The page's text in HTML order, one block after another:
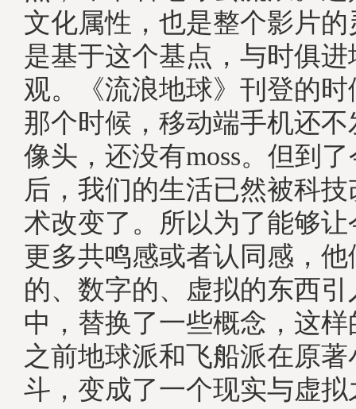
文化属性，也是整个影片
是基于这个基点，与时俱
观。《流浪地球》刊登的时
那个时候，移动端手机还
像头，还没有moss。但到
后，我们的生活已然被科
术改变了。所以为了能够
更多共鸣感或者认同感，
的、数字的、虚拟的东西
中，替换了一些概念，这
之前地球派和飞船派在原
斗，变成了一个现实与虚拟